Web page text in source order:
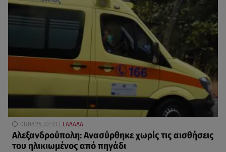
08.08.26, 22:33 ΕΛΛΑΔΑ
Αλεξανδρούπολη: Ανασύρθηκε χωρίς τις αισθήσεις
του ηλικιωμένος από πηγάδι